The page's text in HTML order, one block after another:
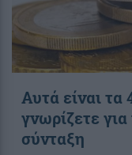
Αυτά είναι τα
γνωρίζετε
σύνταξη